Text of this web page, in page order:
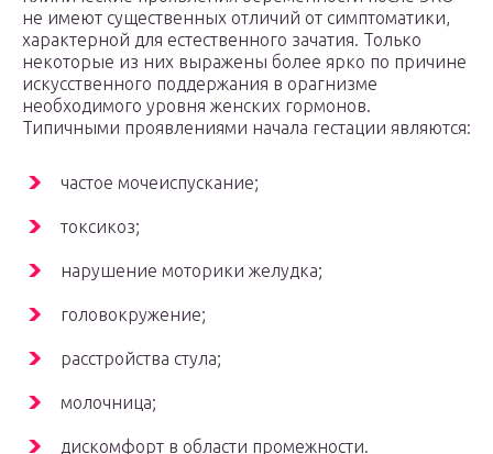
не имеют существенных отличий от симптоматики,
характерной для естественного зачатия. Только
некоторые из них выражены более ярко по причине
искусственного поддержания в орагнизме
необходимого уровня женских гормонов.
Типичными проявлениями начала гестации являются:
частое мочеиспускание;
токсикоз;
нарушение моторики желудка;
головокружение;
расстройства стула;
молочница;
дискомфорт в области промежности.